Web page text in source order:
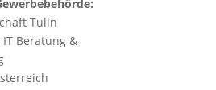
Tulln
IT Beratung &